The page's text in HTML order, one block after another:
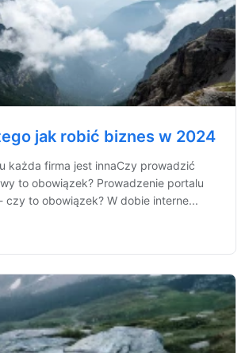
jak robić biznes w 2024
każda firma jest innaCzy prowadzić
to obowiązek? Prowadzenie portalu
czy to obowiązek? W dobie interne...